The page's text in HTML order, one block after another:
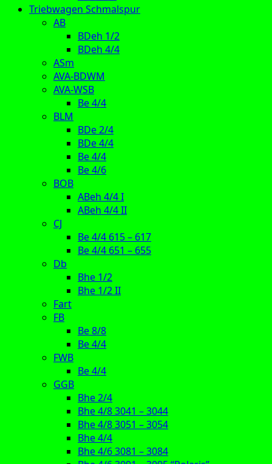
Triebwagen Schmalspur
AB
BDeh 1/2
BDeh 4/4
ASm
AVA-BDWM
AVA-WSB
Be 4/4
BLM
BDe 2/4
BDe 4/4
Be 4/4
Be 4/6
BOB
ABeh 4/4 I
ABeh 4/4 II
CJ
Be 4/4 615 – 617
Be 4/4 651 – 655
Db
Bhe 1/2
Bhe 1/2 II
Fart
FB
Be 8/8
Be 4/4
FWB
Be 4/4
GGB
Bhe 2/4
Bhe 4/8 3041 – 3044
Bhe 4/8 3051 – 3054
Bhe 4/4
Bhe 4/6 3081 – 3084